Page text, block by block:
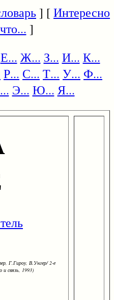
] [Интересно
]
Е... Ж... З... И... К...
Р... С... Т... У... Ф...
Э... Ю... Я...
Г.Гироу, В.Унгер/ 2-е
и связь, 1993)